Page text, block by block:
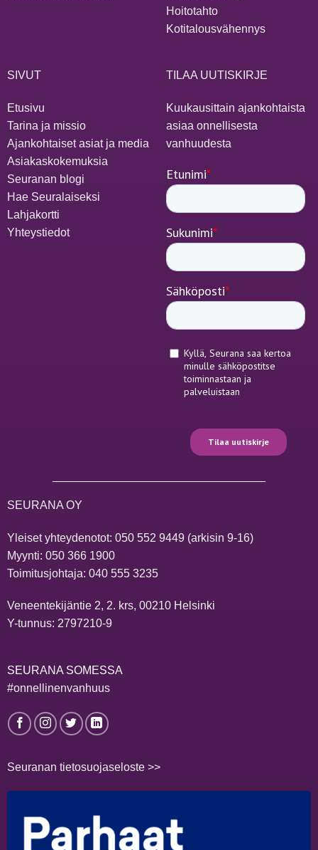
Hoitotahto
Kotitalousvähennys
SIVUT
Etusivu
Tarina ja missio
Ajankohtaiset asiat ja media
Asiakaskokemuksia
Seuranan blogi
Hae Seuralaiseksi
Lahjakortti
Yhteystiedot
TILAA UUTISKIRJE
Kuukausittain ajankohtaista
asiaa onnellisesta
vanhuudesta
SEURANA OY
Yleiset yhteydenotot: 050 552 9449(arkisin 9-16)
Myynti: 050 366 1900
Toimitusjohtaja: 040 555 3235
Veneentekijäntie 2, 2. krs, 00210 Helsinki
Y-tunnus: 2797210-9
SEURANA SOMESSA
#onnellinenvanhuus
Seuranan tietosuojaseloste >>